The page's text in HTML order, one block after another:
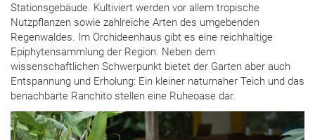
Stationsgebäude. Kultiviert werden vor allem tropische
Nutzpflanzen sowie zahlreiche Arten des umgebenden
Regenwaldes. Im Orchideenhaus gibt es eine reichhaltige
Epiphytensammlung der Region. Neben dem
wissenschaftlichen Schwerpunkt bietet der Garten aber auch
Entspannung und Erholung: Ein kleiner naturnaher Teich und das
benachbarte Ranchito stellen eine Ruheoase dar.